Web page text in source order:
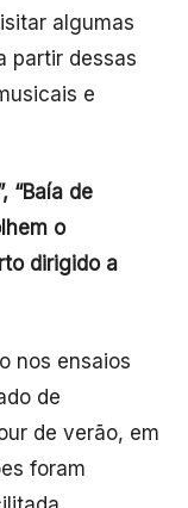
algumas
partir dessas
e
“Baía de
o
dirigido a
nos ensaios
de
de verão, em
foram